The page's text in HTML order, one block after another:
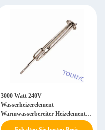
3000 Watt 240V
Wasserheizerelement
Warmwasserbereiter Heizelement
mit 63mm Rohr